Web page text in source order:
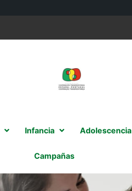
Infancia Adolescencia
Campañas